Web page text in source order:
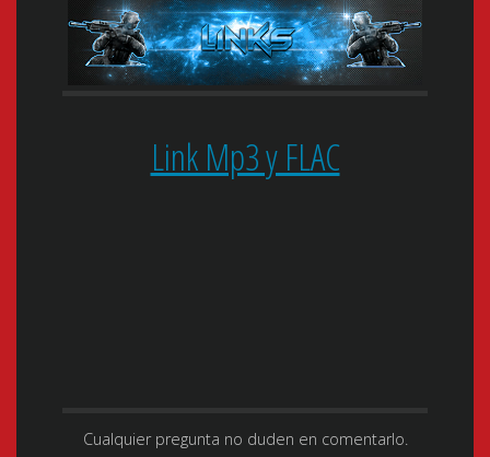
Link Mp3 y FLAC
Cualquier pregunta no duden en comentarlo.